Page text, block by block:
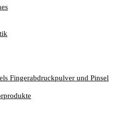
Fingerabdruckpulver und Pinsel